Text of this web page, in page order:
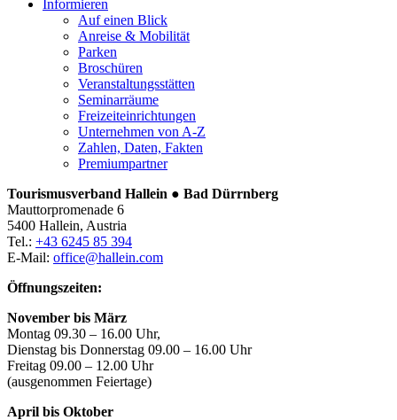
Informieren
Auf einen Blick
Anreise & Mobilität
Parken
Broschüren
Veranstaltungsstätten
Seminarräume
Freizeiteinrichtungen
Unternehmen von A-Z
Zahlen, Daten, Fakten
Premiumpartner
Tourismusverband Hallein ● Bad Dürrnberg
Mauttorpromenade 6
5400 Hallein, Austria
Tel.: +43 6245 85 394
E-Mail: office@hallein.com
Öffnungszeiten:
November bis März
Montag 09.30 – 16.00 Uhr,
Dienstag bis Donnerstag 09.00 – 16.00 Uhr
Freitag 09.00 – 12.00 Uhr
(ausgenommen Feiertage)
April bis Oktober